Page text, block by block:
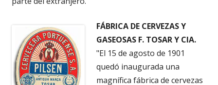
FÁBRICA DE CERVEZAS Y
GASEOSAS F. TOSAR Y CIA.
"El 15 de agosto de 1901
quedó inaugurada una
magnífica fábrica de cervezas